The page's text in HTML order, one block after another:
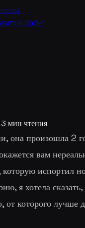
Досье
3 мин чтения
она произошла 2
вам
испортил
я хотела
от которого лучше